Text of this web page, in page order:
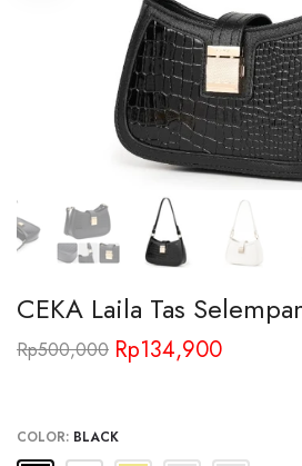
CEKA Laila Tas
Rp500,000 Rp134,900
COLOR: BLACK